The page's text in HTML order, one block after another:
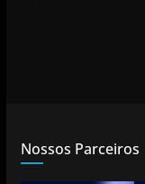
Nossos Parceiros